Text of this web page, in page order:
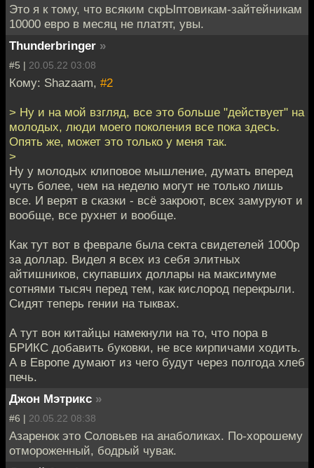
Это я к тому, что всяким скрЫптовикам-зайтейникам
10000 евро в месяц не платят, увы.
Thunderbringer »
#5 | 20.05.22 03:08
Кому: Shazaam, #2
> Ну и на мой взгляд, все это больше "действует" на
молодых, люди моего поколения все пока здесь.
Опять же, может это только у меня так.
>
Ну у молодых клиповое мышление, думать вперед
чуть более, чем на неделю могут не только лишь
все. И верят в сказки - всё закроют, всех замуруют и
вообще, все рухнет и вообще.
Как тут вот в феврале была секта свидетелей 1000р
за доллар. Видел я всех из себя элитных
айтишников, скупавших доллары на максимуме
сотнями тысяч перед тем, как кислород перекрыли.
Сидят теперь гении на тыквах.
А тут вон китайцы намекнули на то, что пора в
БРИКС добавить буковки, не все кирпичами ходить.
А в Европе думают из чего будут через полгода хлеб
печь.
Джон Мэтрикс »
#6 | 20.05.22 08:38
Азаренок это Соловьев на анаболиках. По-хорошему
отмороженный, бодрый чувак.